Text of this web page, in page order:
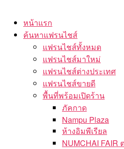
หน้าแรก
ค้นหาแฟรนไชส์
แฟรนไชส์ทั้งหมด
แฟรนไชส์มาใหม่
แฟรนไชส์ต่างประเทศ
แฟรนไชส์ขายดี
พื้นที่พร้อมเปิดร้าน
ภัคกาด
Nampu Plaza
ห้างอิมพีเรียล
NUMCHAI